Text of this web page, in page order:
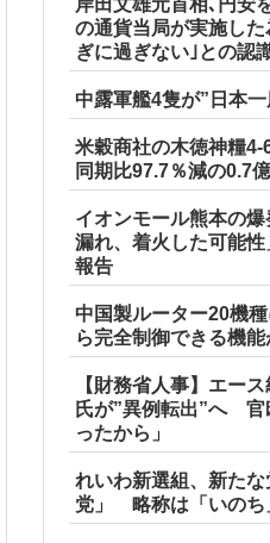
岸田文雄元首相､円安
の通貨当局が実施し
ぎに過ぎない｣との認
中露軍艦4隻が”日本一
米穀商社の木徳神糧
同期比97.7％減の0.7
イオンモール熊本の
漏れ、着火した可能
報告
中国製ルーター20機
ら完全制御できる機
【財務省人事】エー
氏が”異例転出”へ 官
ったから」
れいわ新選組、新た
党」 略称は「いのち